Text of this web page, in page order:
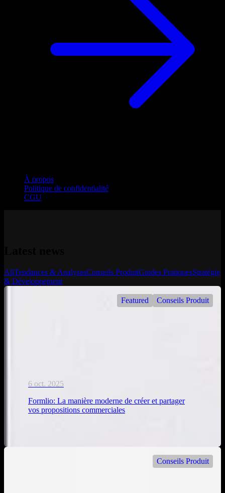
À propos
Politique de confidentialité
CGU
AllTendances & AnalysesConseils ProduitGuides PratiquesStratégie
& Développement
Featured Conseils Produit
Formlio: La manière moderne de créer et partager
vos propositions commerciales
6 oct. 2025
Conseils Produit